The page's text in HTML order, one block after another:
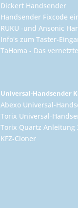
Dickert Handsender
Handsender Fixcode
RUKU -und Ansonic
Info's zum Taster-
TaHoma - Das
Universal-Handsender
Abexo Universal-
Torix Universal-
Torix Quartz Anleitung
KFZ-Cloner